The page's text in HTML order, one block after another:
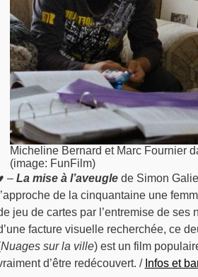
Micheline Bernard et Marc Fournier
(image: FunFilm)
– La mise à l’aveuglede Simon
l’approche de la cinquantaine une
jeu de cartes par l’entremise de
facture visuelle recherchée, ce
Nuages sur la ville) est un film
d’être redécouvert. / Infos et